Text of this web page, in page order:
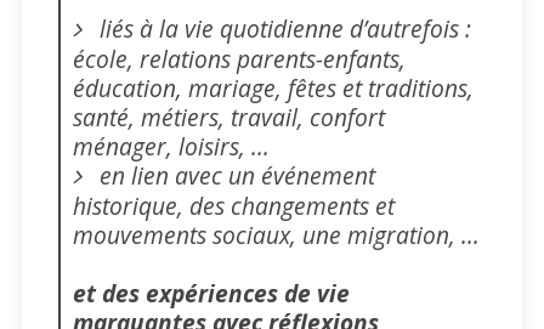
liés à la vie quotidienne d’autrefois :
école, relations parents-enfants,
éducation, mariage, fêtes et traditions,
santé, métiers, travail, confort
ménager, loisirs, ...
en lien avec un événement
historique, des changements et
mouvements sociaux, une migration, ...
et des expériences de vie
marquantes avec réflexions